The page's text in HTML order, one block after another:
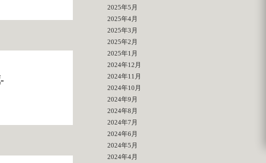
2025年5月
2025年4月
2025年3月
2025年2月
2025年1月
2024年12月
2024年11月
2024年10月
2024年9月
2024年8月
2024年7月
2024年6月
2024年5月
2024年4月